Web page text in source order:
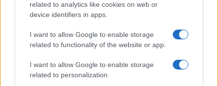
related to analytics like cookies on web or
device identifiers in apps.
I want to allow Google to enable storage
related to functionality of the website or app.
I want to allow Google to enable storage
related to personalization.